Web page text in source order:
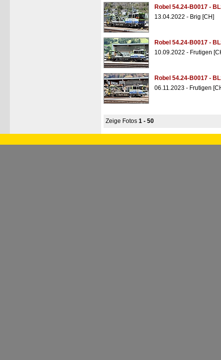
Robel 54.24-B0017 -
13.04.2022 - Brig [CH]
Robel 54.24-B0017 -
10.09.2022 - Frutigen
Robel 54.24-B0017 -
06.11.2023 - Frutigen
Zeige Fotos 1 - 50